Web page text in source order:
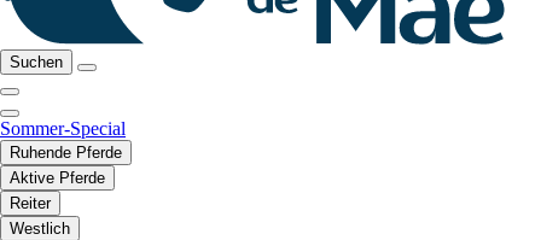
Suchen
Sommer-Special
Ruhende Pferde
Aktive Pferde
Reiter
Westlich